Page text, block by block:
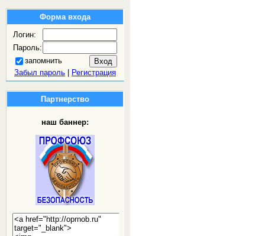
Форма входа
Логин:
Пароль:
запомнить
Забыл пароль| Регистрация
Партнерство
наш баннер: